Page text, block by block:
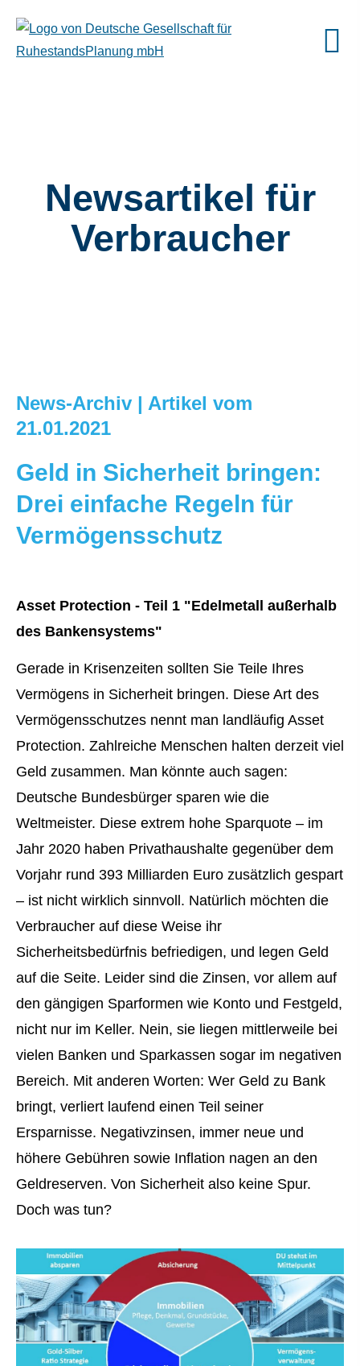
Newsartikel für
Verbraucher
News-Archiv | Artikel vom
21.01.2021
Geld in Sicherheit bringen:
Drei einfache Regeln für
Vermögensschutz
Asset Protection - Teil 1 "Edelmetall außerhalb
des Bankensystems"
Gerade in Krisenzeiten sollten Sie Teile Ihres
Vermögens in Sicherheit bringen. Diese Art des
Vermögensschutzes nennt man landläufig Asset
Protection. Zahlreiche Menschen halten derzeit viel
Geld zusammen. Man könnte auch sagen:
Deutsche Bundesbürger sparen wie die
Weltmeister. Diese extrem hohe Sparquote – im
Jahr 2020 haben Privathaushalte gegenüber dem
Vorjahr rund 393 Milliarden Euro zusätzlich gespart
– ist nicht wirklich sinnvoll. Natürlich möchten die
Verbraucher auf diese Weise ihr
Sicherheitsbedürfnis befriedigen, und legen Geld
auf die Seite. Leider sind die Zinsen, vor allem auf
den gängigen Sparformen wie Konto und Festgeld,
nicht nur im Keller. Nein, sie liegen mittlerweile bei
vielen Banken und Sparkassen sogar im negativen
Bereich. Mit anderen Worten: Wer Geld zu Bank
bringt, verliert laufend einen Teil seiner
Ersparnisse. Negativzinsen, immer neue und
höhere Gebühren sowie Inflation nagen an den
Geldreserven. Von Sicherheit also keine Spur.
Doch was tun?